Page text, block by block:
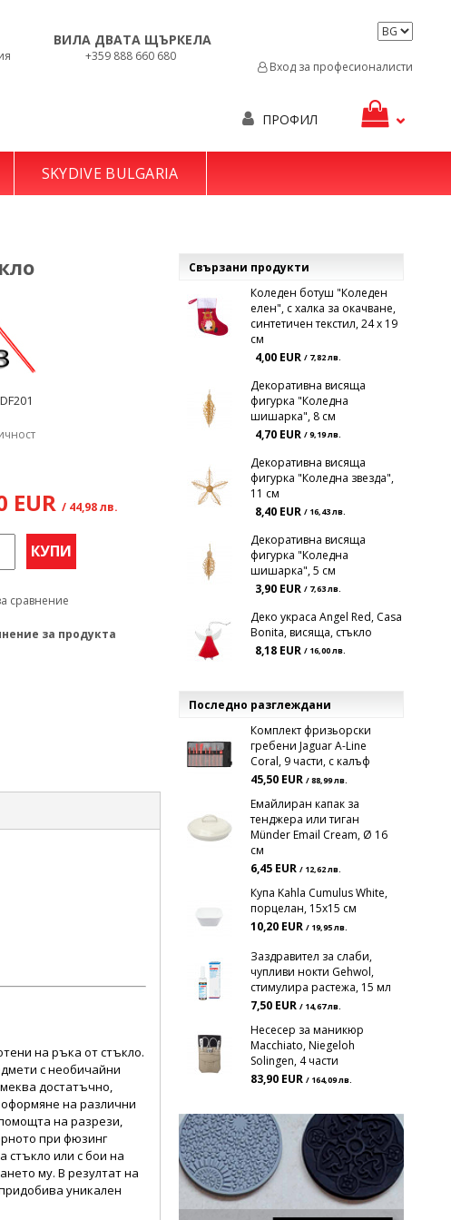
ВИЛА ДВАТА ЩЪРКЕЛА
+359 888 660 680
Вход за професионалисти
ПРОФИЛ
SKYDIVE BULGARIA
DF201
EUR / 44,98 лв.
КУПИ
сравнение
за продукта
на ръка от стъкло.
с необичайни
достатъчно,
на различни
на разрези,
при фюзинг
стъкло или с бои на
му. В резултат на
уникален
Свързани продукти
Коледен ботуш "Коледен
елен", с халка за окачване,
синтетичен текстил, 24 х 19
см
4,00 EUR / 7,82 лв.
Декоративна висяща
фигурка "Коледна
шишарка", 8 см
4,70 EUR / 9,19 лв.
Декоративна висяща
фигурка "Коледна звезда",
11 см
8,40 EUR / 16,43 лв.
Декоративна висяща
фигурка "Коледна
шишарка", 5 см
3,90 EUR / 7,63 лв.
Деко украса Angel Red, Casa
Bonita, висяща, стъкло
8,18 EUR / 16,00 лв.
Последно разглеждани
Комплект фризьорски
гребени Jaguar A-Line
Coral, 9 части, с калъф
45,50 EUR / 88,99 лв.
Емайлиран капак за
тенджера или тиган
Münder Email Cream, Ø 16
см
6,45 EUR / 12,62 лв.
Купа Kahla Cumulus White,
порцелан, 15х15 см
10,20 EUR / 19,95 лв.
Заздравител за слаби,
чупливи нокти Gehwol,
стимулира растежа, 15 мл
7,50 EUR / 14,67 лв.
Несесер за маникюр
Macchiato, Niegeloh
Solingen, 4 части
83,90 EUR / 164,09 лв.